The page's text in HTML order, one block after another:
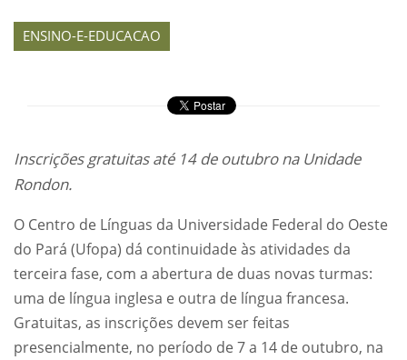
ENSINO-E-EDUCACAO
Inscrições gratuitas até 14 de outubro na Unidade
Rondon.
O Centro de Línguas da Universidade Federal do Oeste
do Pará (Ufopa) dá continuidade às atividades da
terceira fase, com a abertura de duas novas turmas:
uma de língua inglesa e outra de língua francesa.
Gratuitas, as inscrições devem ser feitas
presencialmente, no período de 7 a 14 de outubro, na